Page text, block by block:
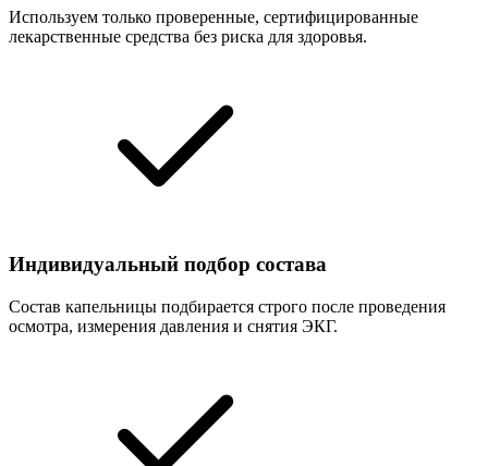
Используем только проверенные, сертифицированные
лекарственные средства без риска для здоровья.
Индивидуальный подбор состава
Состав капельницы подбирается строго после проведения
осмотра, измерения давления и снятия ЭКГ.